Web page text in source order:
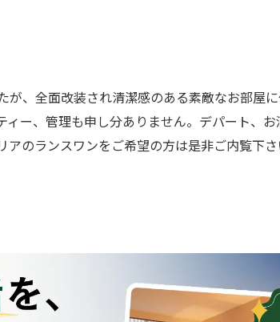
、全面改装され清潔感のある素敵なお部屋
ー、管理も申し分ありません。デパート、お
のランスワンをご希望の方は是非ご内覧下さ